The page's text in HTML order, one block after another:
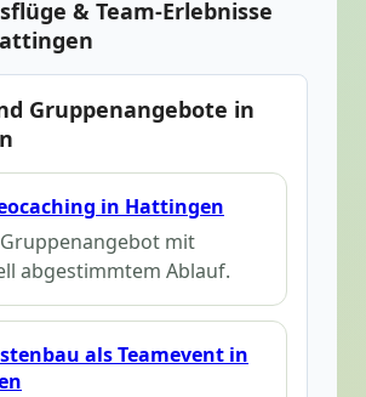
& Team-Erlebnisse
Gruppenangebote in
in Hattingen
mit
abgestimmtem Ablauf.
als Teamevent in